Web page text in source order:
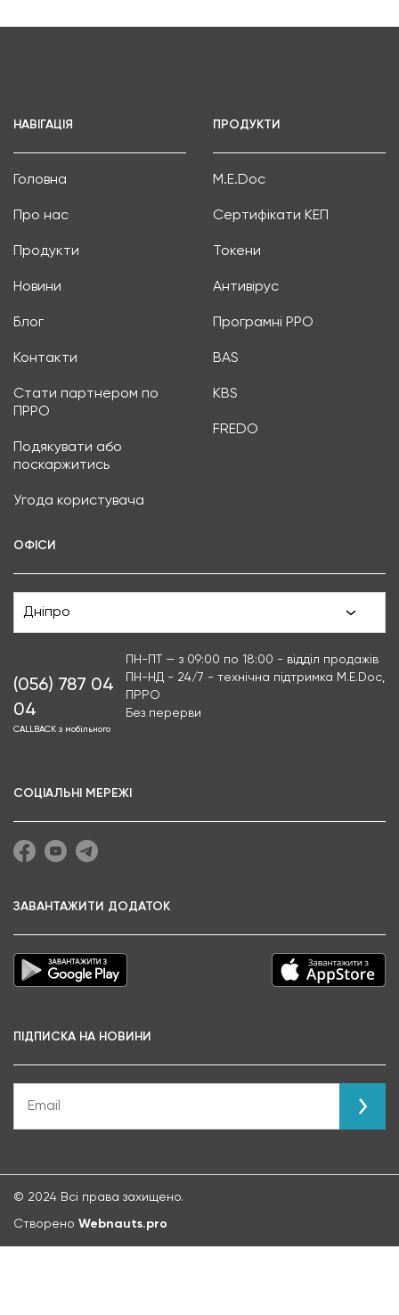
НАВІГАЦІЯ
Головна
Про нас
Продукти
Новини
Блог
Контакти
Стати партнером по
ПРРО
Подякувати або
поскаржитись
Угода користувача
ПРОДУКТИ
M.E.Doc
Сертифікати КЕП
Токени
Антивірус
Програмні РРО
BAS
KBS
FREDO
ОФІСИ
Дніпро
(056) 787 04
04
CALLBACK з мобільного
ПН-ПТ — з 09:00 по 18:00 - відділ продажів
ПН-НД - 24/7 - технічна підтримка M.E.Doc,
ПРРО
Без перерви
СОЦІАЛЬНІ МЕРЕЖІ
ЗАВАНТАЖИТИ ДОДАТОК
ПІДПИСКА НА НОВИНИ
© 2024 Всі права захищено.
Створено Webnauts.pro